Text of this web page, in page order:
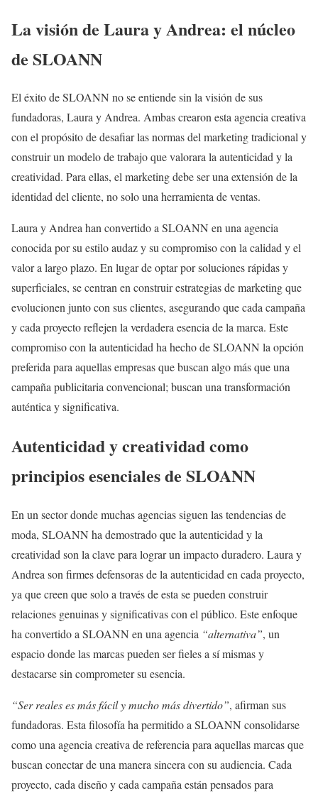
La visión de Laura y Andrea: el núcleo
de SLOANN
El éxito de SLOANN no se entiende sin la visión de sus
fundadoras, Laura y Andrea. Ambas crearon esta agencia creativa
con el propósito de desafiar las normas del marketing tradicional y
construir un modelo de trabajo que valorara la autenticidad y la
creatividad. Para ellas, el marketing debe ser una extensión de la
identidad del cliente, no solo una herramienta de ventas.
Laura y Andrea han convertido a SLOANN en una agencia
conocida por su estilo audaz y su compromiso con la calidad y el
valor a largo plazo. En lugar de optar por soluciones rápidas y
superficiales, se centran en construir estrategias de marketing que
evolucionen junto con sus clientes, asegurando que cada campaña
y cada proyecto reflejen la verdadera esencia de la marca. Este
compromiso con la autenticidad ha hecho de SLOANN la opción
preferida para aquellas empresas que buscan algo más que una
campaña publicitaria convencional; buscan una transformación
auténtica y significativa.
Autenticidad y creatividad como
principios esenciales de SLOANN
En un sector donde muchas agencias siguen las tendencias de
moda, SLOANN ha demostrado que la autenticidad y la
creatividad son la clave para lograr un impacto duradero. Laura y
Andrea son firmes defensoras de la autenticidad en cada proyecto,
ya que creen que solo a través de esta se pueden construir
relaciones genuinas y significativas con el público. Este enfoque
ha convertido a SLOANN en una agencia “alternativa”, un
espacio donde las marcas pueden ser fieles a sí mismas y
destacarse sin comprometer su esencia.
“Ser reales es más fácil y mucho más divertido”, afirman sus
fundadoras. Esta filosofía ha permitido a SLOANN consolidarse
como una agencia creativa de referencia para aquellas marcas que
buscan conectar de una manera sincera con su audiencia. Cada
proyecto, cada diseño y cada campaña están pensados para